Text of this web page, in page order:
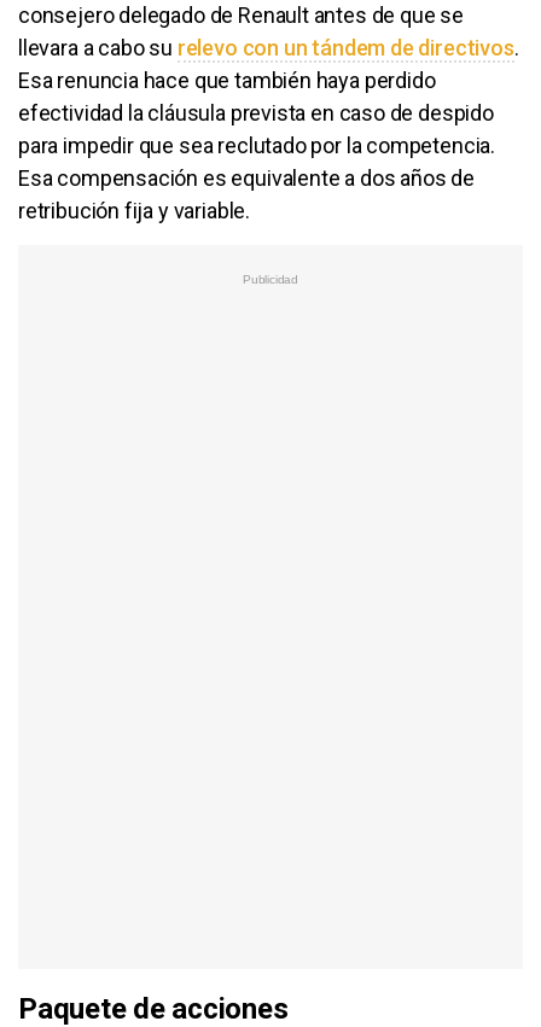
consejero delegado de Renault antes de que se
llevara a cabo su relevo con un tándem de directivos.
Esa renuncia hace que también haya perdido
efectividad la cláusula prevista en caso de despido
para impedir que sea reclutado por la competencia.
Esa compensación es equivalente a dos años de
retribución fija y variable.
Paquete de acciones